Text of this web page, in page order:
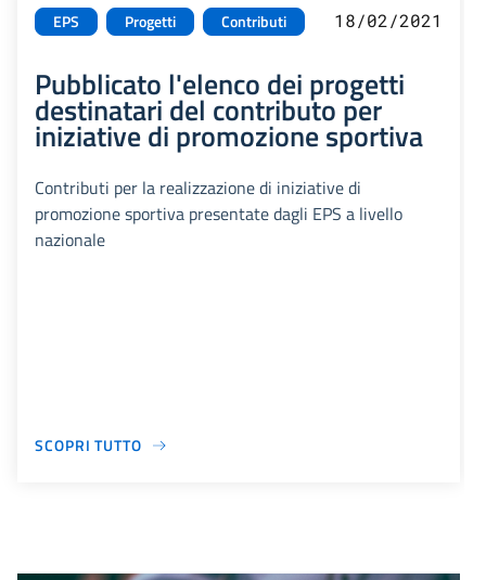
EPS Progetti Contributi 18/02/2021
Pubblicato l'elenco dei progetti
destinatari del contributo per
iniziative di promozione sportiva
Contributi per la realizzazione di iniziative di
promozione sportiva presentate dagli EPS a livello
nazionale
SCOPRI TUTTO